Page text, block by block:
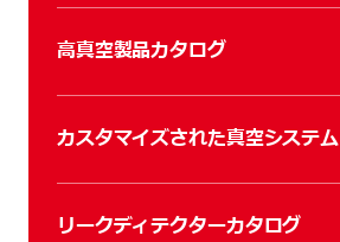
高真空製品カタログ
カスタマイズされた真空システム
リークディテクターカタログ